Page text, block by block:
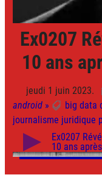
Ex0207
10 ans
jeudi 1 juin 2023.
android» big data
journalisme juridique